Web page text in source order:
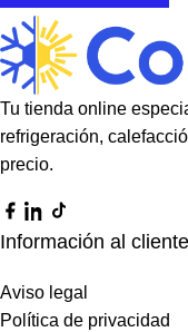
Tu tienda online
refrigeración,
precio.
Información al cliente
Aviso legal
Política de privacidad